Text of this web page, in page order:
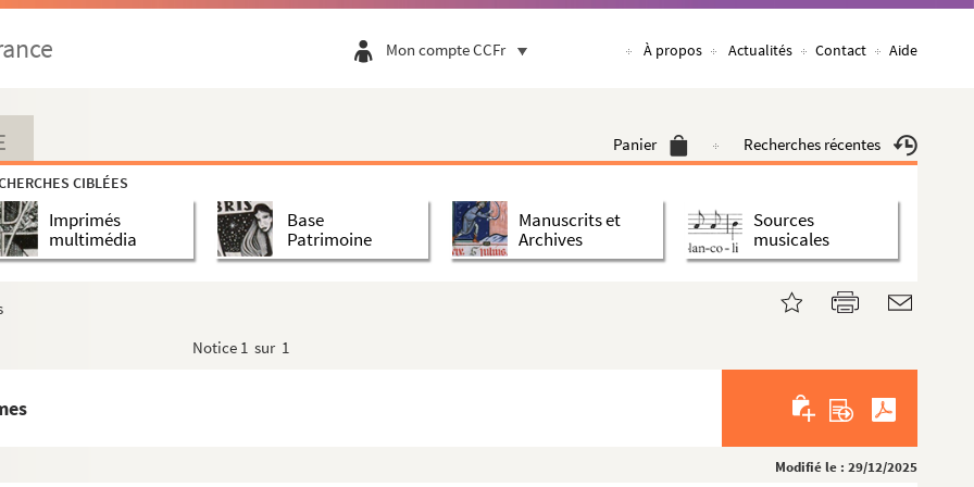
Mon compte CCFr À propos Actualités Contact Aide
Panier Recherches récentes
CIBLÉES
Imprimés
multimédia
Base
Patrimoine
Manuscrits et
Archives
Sources
musicales
Notice 1 sur 1
Modifié le : 29/12/2025